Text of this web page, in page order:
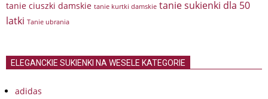
tanie ciuszki damskie tanie kurtki damskie tanie sukienki dla 50
latki Tanie ubrania
ELEGANCKIE SUKIENKI NA WESELE KATEGORIE
adidas